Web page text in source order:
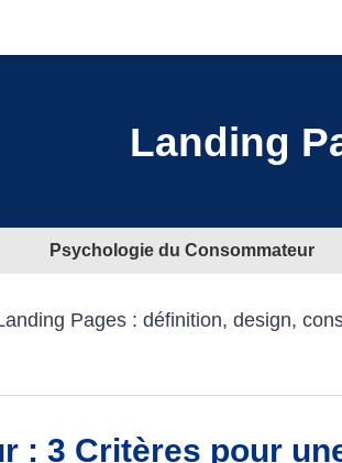
Landing
Psychologie du Consommateur
Pages : définition, design,
: 3 Critères pour